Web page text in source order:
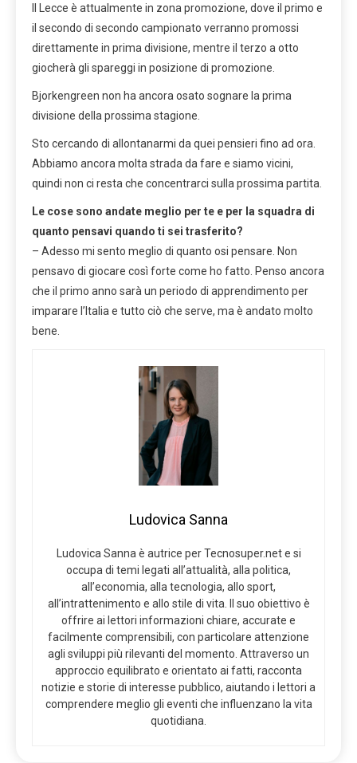
Il Lecce è attualmente in zona promozione, dove il primo e
il secondo di secondo campionato verranno promossi
direttamente in prima divisione, mentre il terzo a otto
giocherà gli spareggi in posizione di promozione.
Bjorkengreen non ha ancora osato sognare la prima
divisione della prossima stagione.
Sto cercando di allontanarmi da quei pensieri fino ad ora.
Abbiamo ancora molta strada da fare e siamo vicini,
quindi non ci resta che concentrarci sulla prossima partita.
Le cose sono andate meglio per te e per la squadra di
quanto pensavi quando ti sei trasferito?
– Adesso mi sento meglio di quanto osi pensare. Non
pensavo di giocare così forte come ho fatto. Penso ancora
che il primo anno sarà un periodo di apprendimento per
imparare l’Italia e tutto ciò che serve, ma è andato molto
bene.
Ludovica Sanna
Ludovica Sanna è autrice per Tecnosuper.net e si
occupa di temi legati all’attualità, alla politica,
all’economia, alla tecnologia, allo sport,
all’intrattenimento e allo stile di vita. Il suo obiettivo è
offrire ai lettori informazioni chiare, accurate e
facilmente comprensibili, con particolare attenzione
agli sviluppi più rilevanti del momento. Attraverso un
approccio equilibrato e orientato ai fatti, racconta
notizie e storie di interesse pubblico, aiutando i lettori a
comprendere meglio gli eventi che influenzano la vita
quotidiana.